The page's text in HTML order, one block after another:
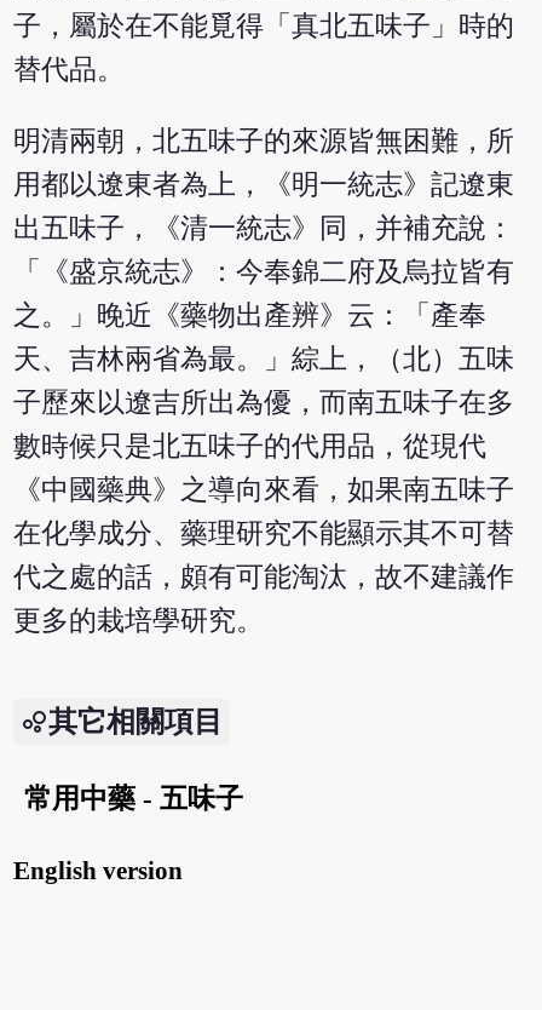
子，屬於在不能覓得「真北五味子」時的
替代品。
明清兩朝，北五味子的來源皆無困難，所
用都以遼東者為上，《明一統志》記遼東
出五味子，《清一統志》同，并補充說：
「《盛京統志》：今奉錦二府及烏拉皆有
之。」晚近《藥物出產辨》云：「產奉
天、吉林兩省為最。」綜上，（北）五味
子歷來以遼吉所出為優，而南五味子在多
數時候只是北五味子的代用品，從現代
《中國藥典》之導向來看，如果南五味子
在化學成分、藥理研究不能顯示其不可替
代之處的話，頗有可能淘汰，故不建議作
更多的栽培學研究。
其它相關項目
常用中藥 - 五味子
English version